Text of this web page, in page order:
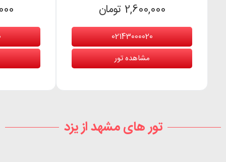
2,600,000 تومان
02143000020
مشاهده تور
تور های مشهد از یزد